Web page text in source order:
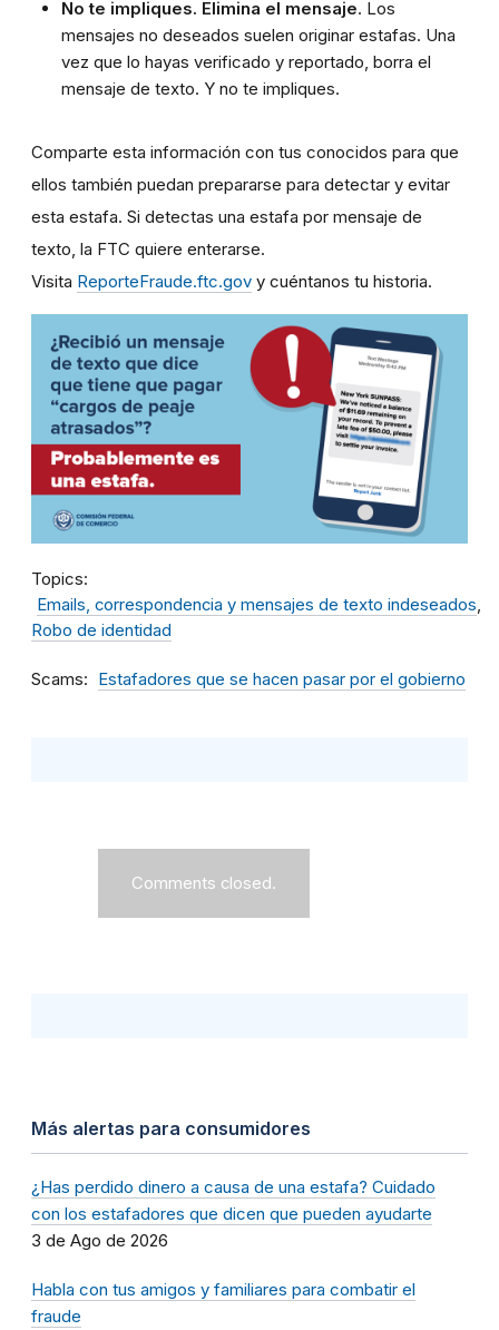
No te impliques. Elimina el mensaje. Los
mensajes no deseados suelen originar estafas. Una
vez que lo hayas verificado y reportado, borra el
mensaje de texto. Y no te impliques.
Comparte esta información con tus conocidos para que
ellos también puedan prepararse para detectar y evitar
esta estafa. Si detectas una estafa por mensaje de
texto, la FTC quiere enterarse.
Visita ReporteFraude.ftc.gov y cuéntanos tu historia.
Topics
Emails, correspondencia y mensajes de texto indeseados
Robo de identidad
Scams Estafadores que se hacen pasar por el gobierno
Comments closed.
Más alertas para consumidores
¿Has perdido dinero a causa de una estafa? Cuidado
con los estafadores que dicen que pueden ayudarte
3 de Ago de 2026
Habla con tus amigos y familiares para combatir el
fraude